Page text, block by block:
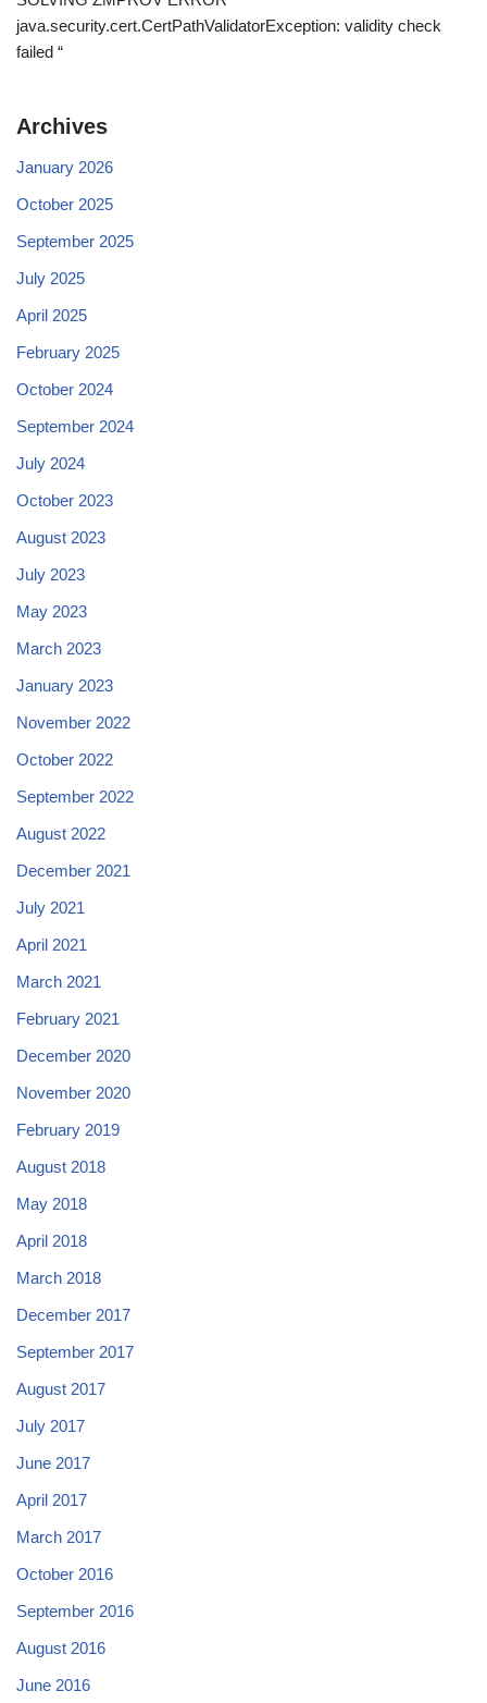
java.security.cert.CertPathValidatorException: validity check
failed “
Archives
January 2026
October 2025
September 2025
July 2025
April 2025
February 2025
October 2024
September 2024
July 2024
October 2023
August 2023
July 2023
May 2023
March 2023
January 2023
November 2022
October 2022
September 2022
August 2022
December 2021
July 2021
April 2021
March 2021
February 2021
December 2020
November 2020
February 2019
August 2018
May 2018
April 2018
March 2018
December 2017
September 2017
August 2017
July 2017
June 2017
April 2017
March 2017
October 2016
September 2016
August 2016
June 2016